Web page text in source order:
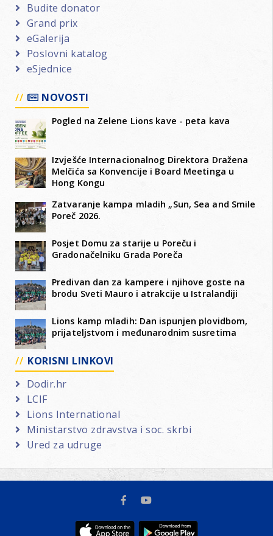
Budite donator
Grand prix
eGalerija
Poslovni katalog
eSjednice
NOVOSTI
Pogled na Zelene Lions kave - peta kava
Izvješće Internacionalnog Direktora Dražena
Melčića sa Konvencije i Board Meetinga u
Hong Kongu
Zatvaranje kampa mladih „Sun, Sea and Smile
Poreč 2026.
Posjet Domu za starije u Poreču i
Gradonačelniku Grada Poreča
Predivan dan za kampere i njihove goste na
brodu Sveti Mauro i atrakcije u Istralandiji
Lions kamp mladih: Dan ispunjen plovidbom,
prijateljstvom i međunarodnim susretima
KORISNI LINKOVI
Dodir.hr
LCIF
Lions International
Ministarstvo zdravstva i soc. skrbi
Ured za udruge